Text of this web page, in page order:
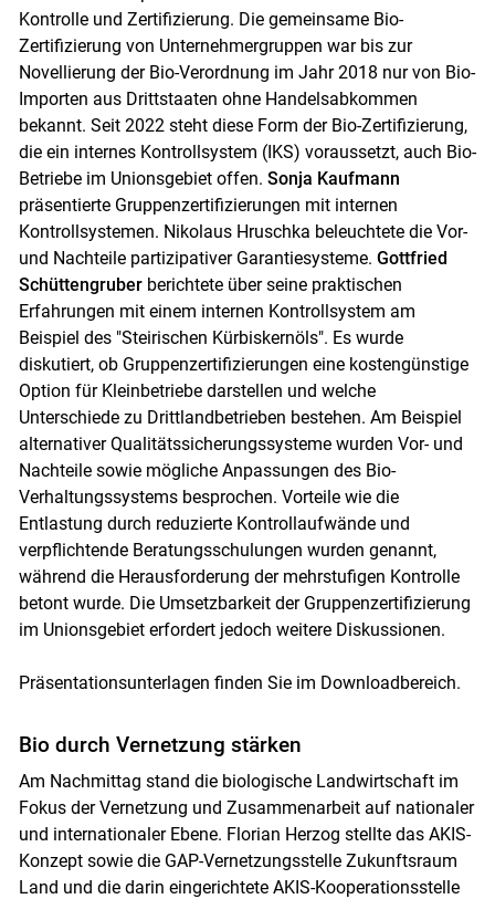
Kontrolle und Zertifizierung. Die gemeinsame Bio-
Zertifizierung von Unternehmergruppen war bis zur
Novellierung der Bio-Verordnung im Jahr 2018 nur von Bio-
Importen aus Drittstaaten ohne Handelsabkommen
bekannt. Seit 2022 steht diese Form der Bio-Zertifizierung,
die ein internes Kontrollsystem (IKS) voraussetzt, auch Bio-
Betriebe im Unionsgebiet offen. Sonja Kaufmann
präsentierte Gruppenzertifizierungen mit internen
Kontrollsystemen. Nikolaus Hruschka beleuchtete die Vor-
und Nachteile partizipativer Garantiesysteme. Gottfried
Schüttengruberberichtete über seine praktischen
Erfahrungen mit einem internen Kontrollsystem am
Beispiel des "Steirischen Kürbiskernöls". Es wurde
diskutiert, ob Gruppenzertifizierungen eine kostengünstige
Option für Kleinbetriebe darstellen und welche
Unterschiede zu Drittlandbetrieben bestehen. Am Beispiel
alternativer Qualitätssicherungssysteme wurden Vor- und
Nachteile sowie mögliche Anpassungen des Bio-
Verhaltungssystems besprochen. Vorteile wie die
Entlastung durch reduzierte Kontrollaufwände und
verpflichtende Beratungsschulungen wurden genannt,
während die Herausforderung der mehrstufigen Kontrolle
betont wurde. Die Umsetzbarkeit der Gruppenzertifizierung
im Unionsgebiet erfordert jedoch weitere Diskussionen.
Präsentationsunterlagen finden Sie im Downloadbereich.
Bio durch Vernetzung stärken
Am Nachmittag stand die biologische Landwirtschaft im
Fokus der Vernetzung und Zusammenarbeit auf nationaler
und internationaler Ebene. Florian Herzog stellte das AKIS-
Konzept sowie die GAP-Vernetzungsstelle Zukunftsraum
Land und die darin eingerichtete AKIS-Kooperationsstelle